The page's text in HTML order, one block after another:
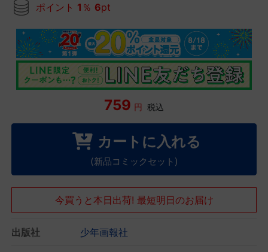
ポイント 1 ％ 6pt
759 円 税込
カートに入れる
(新品コミックセット)
今買うと本日出荷! 最短明日のお届け
出版社 少年画報社